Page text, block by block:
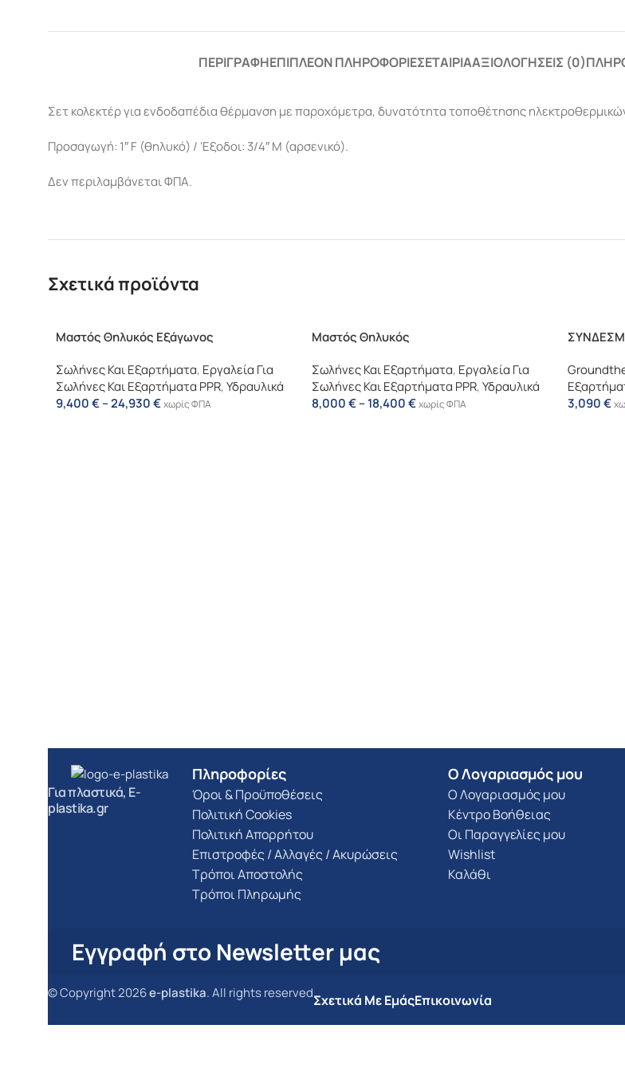
ΠΕΡΙΓΡΑΦΉΕΠΙΠΛΈΟΝ ΠΛΗΡΟΦΟΡΊΕΣΕΤΑΙΡΊΑΑΞΙΟΛΟΓΉΣΕΙΣ (0)
Σετ κολεκτέρ για ενδοδαπέδια θέρμανση με παροχόμετρα, δυνατότητα τοποθέτησης
Προσαγωγή: 1″ F (θηλυκό) / ‘Εξοδοι: 3/4″ M (αρσενικό).
Δεν περιλαμβάνεται ΦΠΑ.
Σχετικά προϊόντα
Μαστός Θηλυκός Εξάγωνος
Σωλήνες Και Εξαρτήματα, Εργαλεία Για
Σωλήνες Και Εξαρτήματα PPR,Υδραυλικά
9,400€–24,930€χωρίς ΦΠΑ
Μαστός Θηλυκός
Σωλήνες Και Εξαρτήματα, Εργαλεία Για
Σωλήνες Και Εξαρτήματα PPR,Υδραυλικά
8,000€–18,400€χωρίς ΦΠΑ
3,090€
Για πλαστικά, E-
plastika.gr
Πληροφορίες
Όροι & Προϋποθέσεις
Πολιτική Cookies
Πολιτική Απορρήτου
Επιστροφές / Αλλαγές / Ακυρώσεις
Τρόποι Αποστολής
Τρόποι Πληρωμής
Ο Λογαριασμός μου
Ο Λογαριασμός μου
Κέντρο Βοήθειας
Οι Παραγγελίες μου
Wishlist
Καλάθι
Εγγραφή στο Newsletter μας
© Copyright 2026e-plastika. All rights reservedΣχετικά Με ΕμάςΕπικοινωνία